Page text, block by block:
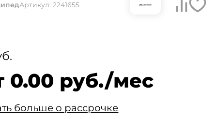
Артикул: 2241655
0.00 руб./мес
больше о рассрочке